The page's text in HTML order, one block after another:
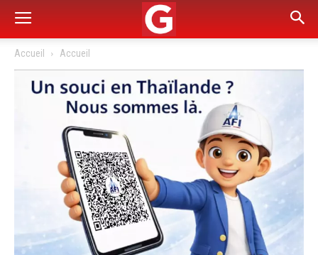
Accueil Accueil